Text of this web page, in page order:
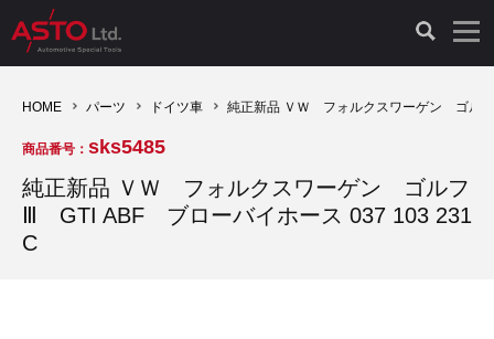
診断機（16）
キープログラマー（4）
診断テスター（10）
キープログラマー（20）
HCB TOOLS（45）
AST TOOLS（51）
オシロスコープ（2）
オシロ関連商品（9）
ドイツ車（427）
イタリア/フランス車（145）
現品修理（77）
リビルト品（58）
オシロスコープ（10）
アクセサリー（13）
HOME パーツ ドイツ車 純正新品 ＶＷ フォルクスワーゲン ゴル
商品番号： sks5485
純正新品 ＶＷ フォルクスワーゲン ゴルフ
Ⅲ GTI ABF ブローバイホース 037 103 231
C